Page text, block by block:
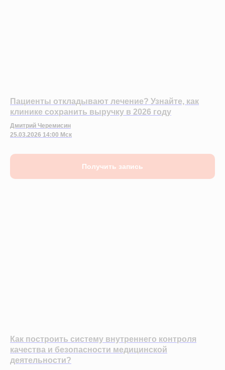
Пациенты откладывают лечение? Узнайте, как
клинике сохранить выручку в 2026 году
Дмитрий Черемисин
25.03.2026 14:00 Мск
Получить запись
Как построить систему внутреннего контроля
качества и безопасности медицинской
деятельности?